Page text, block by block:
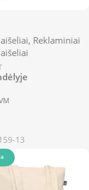
, Reklaminiai
13